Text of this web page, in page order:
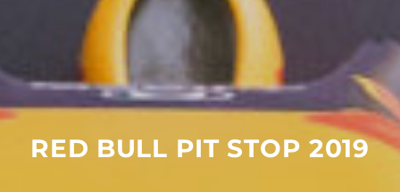
RED BULL PIT STOP 2019